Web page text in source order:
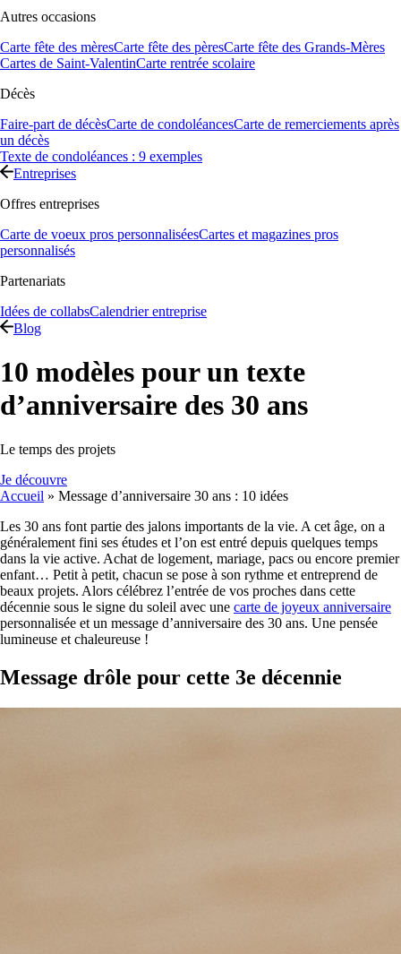
Autres occasions
Carte fête des mèresCarte fête des pèresCarte fête des Grands-Mères
Cartes de Saint-ValentinCarte rentrée scolaire
Décès
Faire-part de décèsCarte de condoléancesCarte de remerciements après
un décès
Texte de condoléances : 9 exemples
Entreprises
Offres entreprises
Carte de voeux pros personnaliséesCartes et magazines pros
personnalisés
Partenariats
Idées de collabsCalendrier entreprise
Blog
10 modèles pour un texte
d’anniversaire des 30 ans
Le temps des projets
Je découvre
Accueil » Message d’anniversaire 30 ans : 10 idées
Les 30 ans font partie des jalons importants de la vie. A cet âge, on a
généralement fini ses études et l’on est entré depuis quelques temps
dans la vie active. Achat de logement, mariage, pacs ou encore premier
enfant… Petit à petit, chacun se pose à son rythme et entreprend de
beaux projets. Alors célébrez l’entrée de vos proches dans cette
décennie sous le signe du soleil avec une carte de joyeux anniversaire
personnalisée et un message d’anniversaire des 30 ans. Une pensée
lumineuse et chaleureuse !
Message drôle pour cette 3e décennie